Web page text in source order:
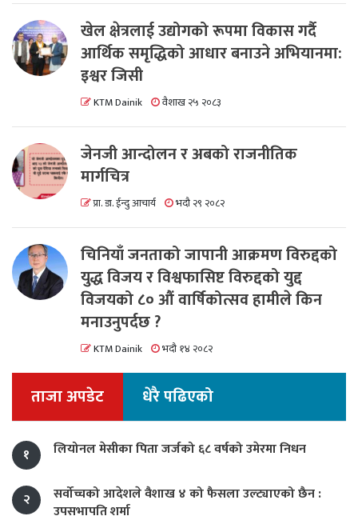
खेल क्षेत्रलाई उद्योगको रूपमा विकास गर्दै
आर्थिक समृद्धिको आधार बनाउने अभियानमा:
इश्वर जिसी
KTM Dainik वैशाख २५ २०८३
जेनजी आन्दोलन र अबको राजनीतिक
मार्गचित्र
प्रा. डा. ईन्दु आचार्य भदौ २९ २०८२
चिनियाँ जनताको जापानी आक्रमण विरुद्दको
युद्ध विजय र विश्वफासिष्ट विरुद्दको युद्द
विजयको ८० औं वार्षिकोत्सव हामीले किन
मनाउनुपर्दछ ?
KTM Dainik भदौ १४ २०८२
ताजा अपडेट धेरै पढिएको
१ लियोनल मेसीका पिता जर्जको ६८ वर्षको उमेरमा निधन
२
सर्वोच्चको आदेशले वैशाख ४ को फैसला उल्ट्याएको छैन :
उपसभापति शर्मा